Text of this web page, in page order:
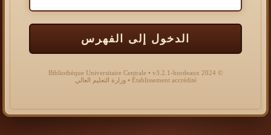
الدخول إلى الفهرس
© 2024 Bibliothèque Universitaire Centrale • v3.2.1-bordeaux
Établissement accrédité • وزارة التعليم العالي